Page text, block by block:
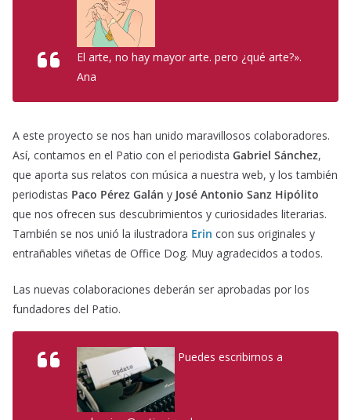
El arte, no hay mayor arte. pero ¿qué arte?».
Ana
A este proyecto se nos han unido maravillosos colaboradores.
Así, contamos en el Patio con el periodista Gabriel Sánchez,
que aporta sus relatos con música a nuestra web, y los también
periodistas Paco Pérez Galán y José Antonio Sanz Hipólito
que nos ofrecen sus descubrimientos y curiosidades literarias.
También se nos unió la ilustradora Erin con sus originales y
entrañables viñetas de Office Dog. Muy agradecidos a todos.
Las nuevas colaboraciones deberán ser aprobadas por los
fundadores del Patio.
Puedes escribirnos a